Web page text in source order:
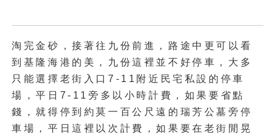
淘完金砂，接著往九份前進，路途中更可以看
到基隆海港的美，九份這裡並不好停車，大多
只能選擇老街入口7-11附近民宅私設的停車
場，平日7-11旁多以小時計費，如果要省點
錢，就得停到約莫一百公尺遠的瑞芳公墓旁停
車場，平日這裡以次計費，如果要在老街閒晃